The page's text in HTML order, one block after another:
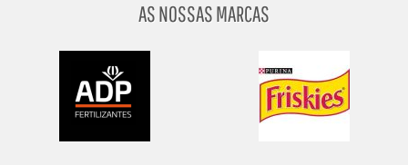
AS NOSSAS MARCAS